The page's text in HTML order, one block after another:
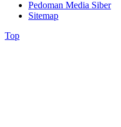
Pedoman Media Siber
Sitemap
Top